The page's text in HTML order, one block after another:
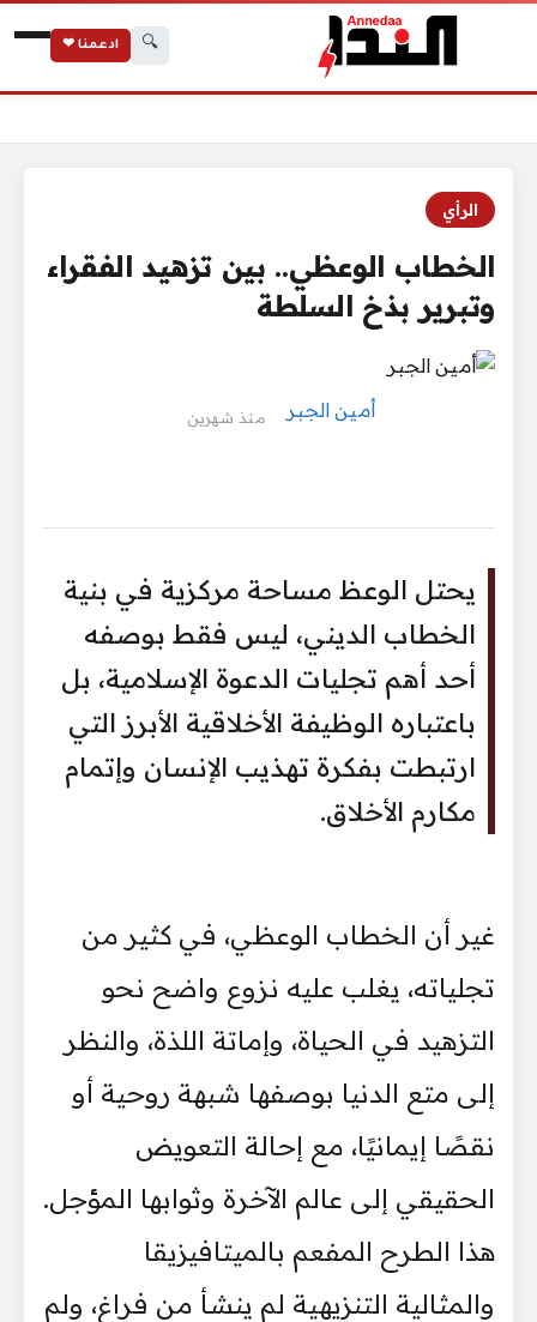
🔍 ادعمنا ❤
الرأي
الخطاب الوعظي.. بين تزهيد الفقراء
وتبرير بذخ السلطة
أمين الجبر منذ شهرين
يحتل الوعظ مساحة مركزية في بنية
الخطاب الديني، ليس فقط بوصفه
أحد أهم تجليات الدعوة الإسلامية، بل
باعتباره الوظيفة الأخلاقية الأبرز التي
ارتبطت بفكرة تهذيب الإنسان وإتمام
مكارم الأخلاق.
غير أن الخطاب الوعظي، في كثير من
تجلياته، يغلب عليه نزوع واضح نحو
التزهيد في الحياة، وإماتة اللذة، والنظر
إلى متع الدنيا بوصفها شبهة روحية أو
نقصًا إيمانيًا، مع إحالة التعويض
الحقيقي إلى عالم الآخرة وثوابها المؤجل.
هذا الطرح المفعم بالميتافيزيقا
والمثالية التنزيهية لم ينشأ من فراغ، ولم